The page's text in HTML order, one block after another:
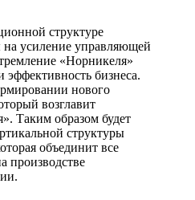
структуре
усиление управляющей
«Норникеля»
эффективность бизнеса.
нового
возглавит
Таким образом будет
структуры
объединит все
производстве